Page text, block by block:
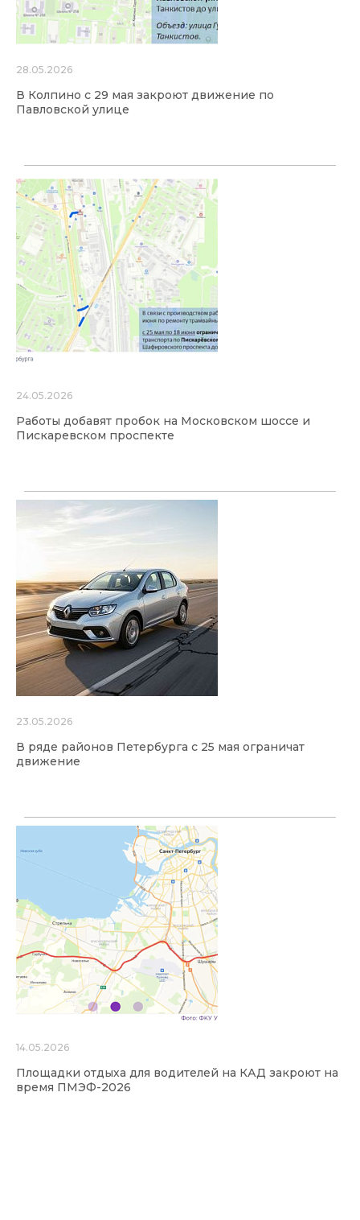
28.05.2026
В Колпино с 29 мая закроют движение по
Павловской улице
24.05.2026
Работы добавят пробок на Московском шоссе и
Пискаревском проспекте
23.05.2026
В ряде районов Петербурга с 25 мая ограничат
движение
14.05.2026
Площадки отдыха для водителей на КАД закроют на
время ПМЭФ-2026